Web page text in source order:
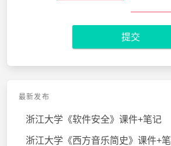
提交
最新发布
浙江大学《软件安全》课件+笔记
浙江大学《西方音乐简史》课件+笔